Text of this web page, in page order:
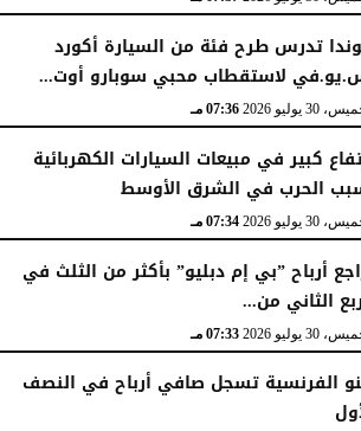
تدرس طرح فئة من السيارة أكورد
لاستقطاب محبي سوبارو أوت...
30 يوليو 2026 07:36 مـ
كبير في مبيعات السيارات الكهربائية
الحرب في الشرق الأوسط
30 يوليو 2026 07:34 مـ
أرباح ”بي إم دبليو” بأكثر من الثلث في
الثاني من...
30 يوليو 2026 07:33 مـ
الفرنسية تسجل صافي أرباح في النصف